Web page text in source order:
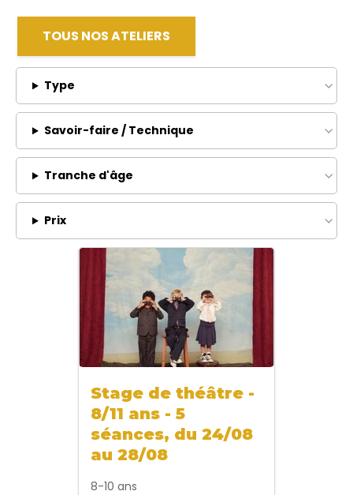
TOUS NOS ATELIERS
Type
Savoir-faire / Technique
Tranche d'âge
Prix
Stage de théâtre -
8/11 ans - 5
séances, du 24/08
au 28/08
8-10 ans